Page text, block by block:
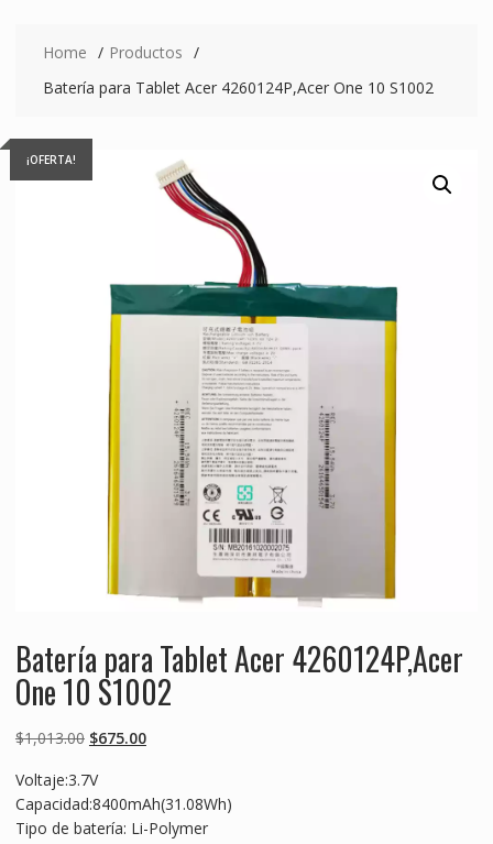
Home
Productos
Batería para Tablet Acer 4260124P,Acer One 10 S1002
¡OFERTA!
Batería para Tablet Acer 4260124P,Acer
One 10 S1002
$1,013.00 Original
was:
$1,013.00.
$675.00Current
$675.00.
Voltaje:3.7V
Capacidad:8400mAh(31.08Wh)
Tipo de batería: Li-Polymer